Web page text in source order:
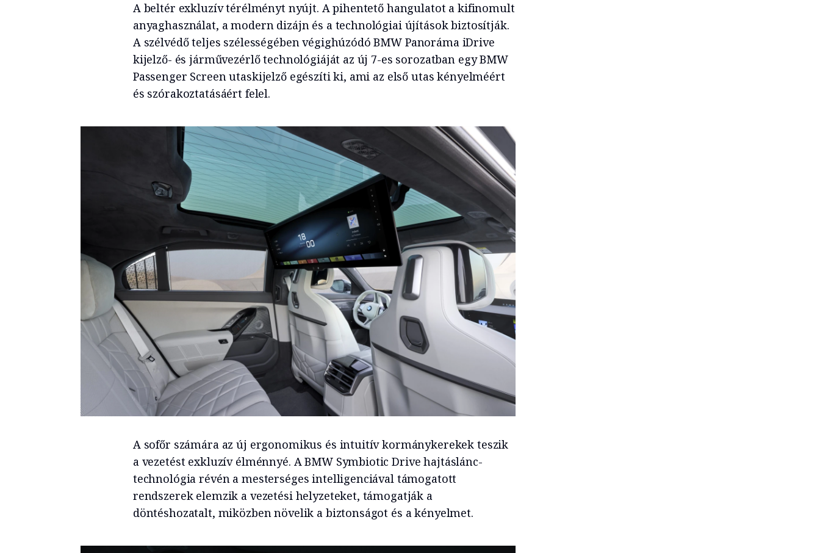
A beltér exkluzív térélményt nyújt. A pihentető hangulatot a kifinomult
anyaghasználat, a modern dizájn és a technológiai újítások biztosítják.
A szélvédő teljes szélességében végig­húzódó BMW Panoráma iDrive
kijelző- és járművezérlő technológiáját az új 7-es sorozatban egy BMW
Passenger Screen utaskijelző egészíti ki, ami az első utas kényelméért
és szórakoztatásáért felel.
A sofőr számára az új ergonomikus és intuitív kormánykerekek teszik
a vezetést exkluzív élménnyé. A BMW Symbiotic Drive hajtáslánc-
technológia révén a mesterséges intelligenciával támogatott
rendszerek elemzik a vezetési helyzeteket, támogatják a
döntéshozatalt, miközben növelik a biztonságot és a kényelmet.